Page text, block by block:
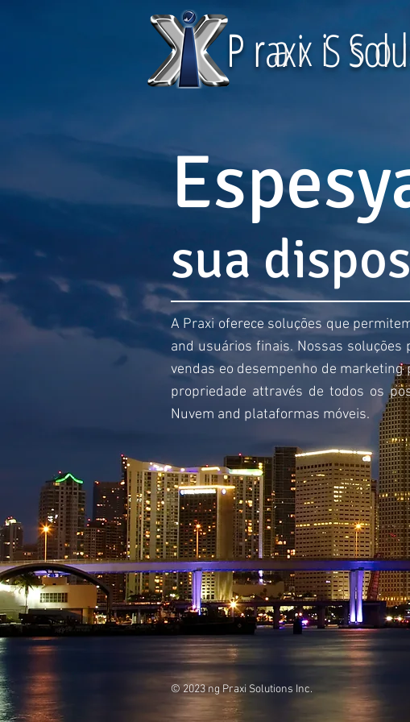
P r a x i S o
P raxi S
sua
A Praxi oferece soluções que
and usuários finais. Nossas soluções
vendas eo desempenho de
propriedade attravés de todos os
Nuvem and plataformas móveis.
© 2023 ng Praxi Solutions Inc.